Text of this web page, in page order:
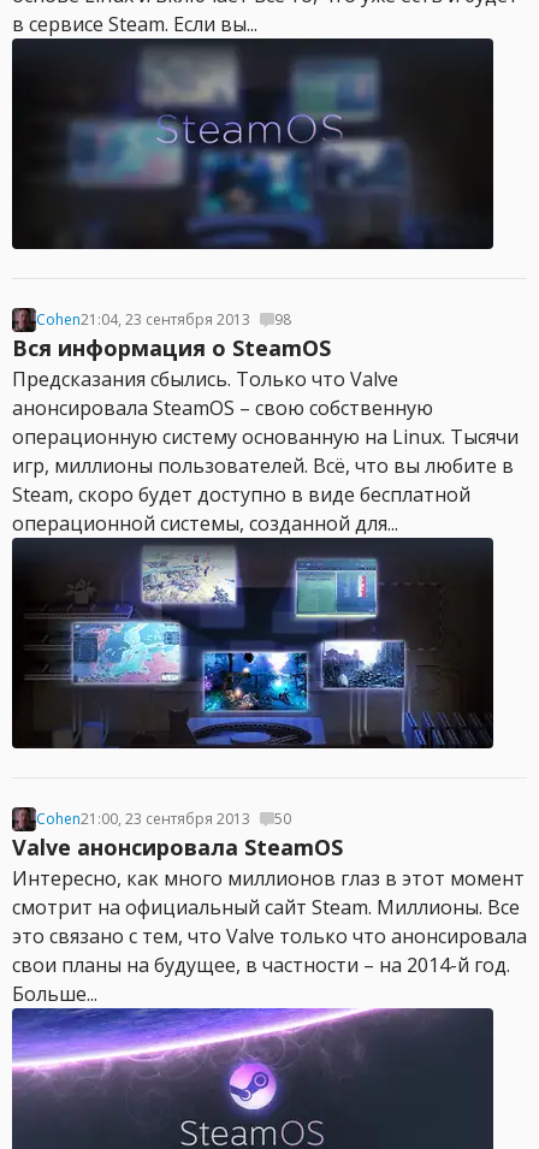
в сервисе Steam. Если вы...
Cohen21:04, 23 сентября 2013 98
Вся информация о SteamOS
Предсказания сбылись. Только что Valve
анонсировала SteamOS – свою собственную
операционную систему основанную на Linux. Тысячи
игр, миллионы пользователей. Всё, что вы любите в
Steam, скоро будет доступно в виде бесплатной
операционной системы, созданной для...
Cohen21:00, 23 сентября 2013 50
Valve анонсировала SteamOS
Интересно, как много миллионов глаз в этот момент
смотрит на официальный сайт Steam. Миллионы. Все
это связано с тем, что Valve только что анонсировала
свои планы на будущее, в частности – на 2014-й год.
Больше...